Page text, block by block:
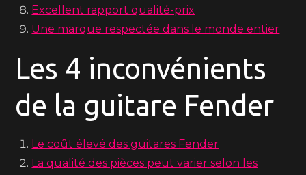
Excellent rapport qualité-prix
Une marque respectée dans le monde entier
Les 4 inconvénients
de la guitare Fender
Le coût élevé des guitares Fender
La qualité des pièces peut varier selon les